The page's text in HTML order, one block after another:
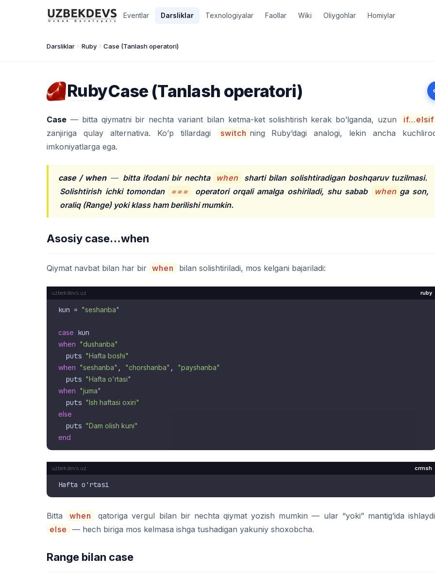
Eventlar Darsliklar Texnologiyalar Faollar Wiki Oliygohlar Homiylar
Darsliklar Ruby Case (Tanlash operatori)
RubyCase (Tanlash operatori)
Case — bitta qiymatni bir nechta variant bilan ketma-ket solishtirish kerak bo’lganda, uzun
if...elsif
zanjiriga qulay alternativa. Ko’p tillardagi
switch ning Ruby’dagi analogi, lekin ancha
imkoniyatlarga ega.
case / when— bitta ifodani bir nechta when
sharti bilan solishtiradigan boshqaruv tuzilmasi.
Solishtirish ichki tomondan
=== operatori orqali amalga oshiriladi, shu sabab when ga son,
oraliq (Range) yoki klass ham berilishi mumkin.
Asosiy case…when
Qiymat navbat bilan har bir when bilan solishtiriladi, mos kelgani bajariladi:
ruby
kun = "seshanba"
case
when "dushanba"
  puts
"Hafta boshi"
when "seshanba" , "chorshanba" , "payshanba"
  puts
"Hafta o'rtasi"
when "juma"
  puts
"Ish haftasi oxiri"
else
  puts
"Dam olish kuni"
end
crmsh
Bitta when
qatoriga vergul bilan bir nechta qiymat yozish mumkin — ular “yoki” mantig’ida
else
— hech biriga mos kelmasa ishga tushadigan yakuniy shoxobcha.
Range bilan case